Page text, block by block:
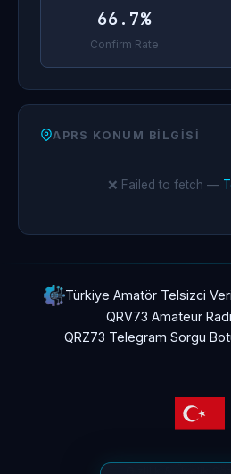
66.7%
Confirm Rate
APRS KONUM BILGISI
❌ Failed to fetch —
Türkiye Amatör Telsizci
QRV73 Amateur
QRZ73 Telegram Sorgu